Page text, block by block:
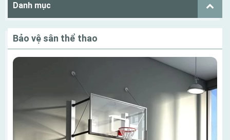
Danh mục
Bảo vệ sân thể thao